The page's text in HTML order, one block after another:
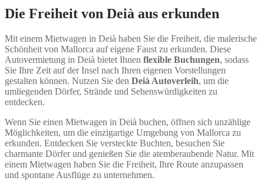
Die Freiheit von Deià aus erkunden
Mit einem Mietwagen in Deià haben Sie die Freiheit, die malerische
Schönheit von Mallorca auf eigene Faust zu erkunden. Diese
Autovermietung in Deià bietet Ihnen flexible Buchungen, sodass
Sie Ihre Zeit auf der Insel nach Ihren eigenen Vorstellungen
gestalten können. Nutzen Sie den Deià Autoverleih, um die
umliegenden Dörfer, Strände und Sehenswürdigkeiten zu
entdecken.
Wenn Sie einen Mietwagen in Deià buchen, öffnen sich unzählige
Möglichkeiten, um die einzigartige Umgebung von Mallorca zu
erkunden. Entdecken Sie versteckte Buchten, besuchen Sie
charmante Dörfer und genießen Sie die atemberaubende Natur. Mit
einem Mietwagen haben Sie die Freiheit, Ihre Route anzupassen
und spontane Ausflüge zu unternehmen.